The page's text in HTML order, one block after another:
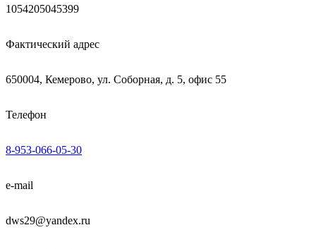
1054205045399
Фактический адрес
650004, Кемерово, ул. Соборная, д. 5, офис 55
Телефон
8-953-066-05-30
e-mail
dws29@yandex.ru